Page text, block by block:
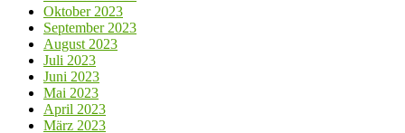
Oktober 2023
September 2023
August 2023
Juli 2023
Juni 2023
Mai 2023
April 2023
März 2023